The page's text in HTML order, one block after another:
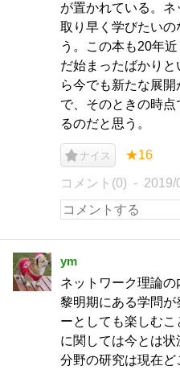
が置かれている。
取り早く学びたい
う。この本も20年
だ始まったばかり
ら今でも新たな展
で、そのときの時
るのだと思う。
ナイス ★16
コメント(0) 2019/
ym
ネットワーク理論の
黎明期にある学問が
ーとしても楽しむこ
に関しては今とは
分野の研究は現在